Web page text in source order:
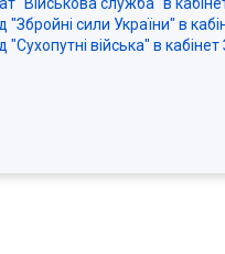
"Збройні сили України" в
"Сухопутні війська" в